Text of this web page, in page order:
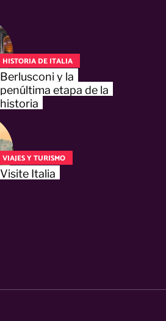
HISTORIA DE ITALIA
Berlusconi y la
penúltima etapa de la
historia
VIAJES Y TURISMO
Visite Italia